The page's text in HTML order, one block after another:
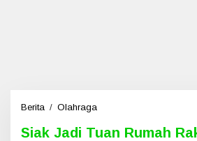
Berita / Olahraga
a
Siak Jadi Tuan Rumah